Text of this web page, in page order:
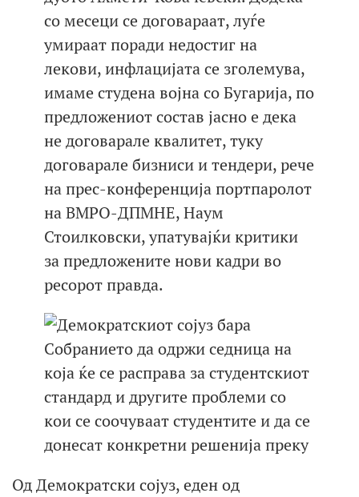
со месеци се договараат, луѓе
умираат поради недостиг на
лекови, инфлацијата се зголемува,
имаме студена војна со Бугарија, по
предложениот состав јасно е дека
не договарале квалитет, туку
договарале бизниси и тендери, рече
на прес-конференција портпаролот
на ВМРО-ДПМНЕ, Наум
Стоилковски, упатувајќи критики
за предложените нови кадри во
ресорот правда.
Од Демократски сојуз, еден од